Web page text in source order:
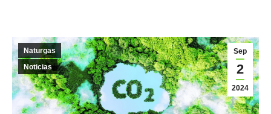
Sep
2
2024
Naturgas
Noticias